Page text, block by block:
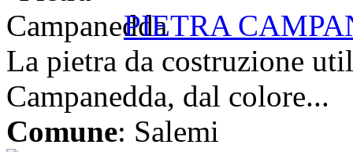
PIETRA
La pietra da costruzione
Campanedda, dal colore...
Comune: Salemi